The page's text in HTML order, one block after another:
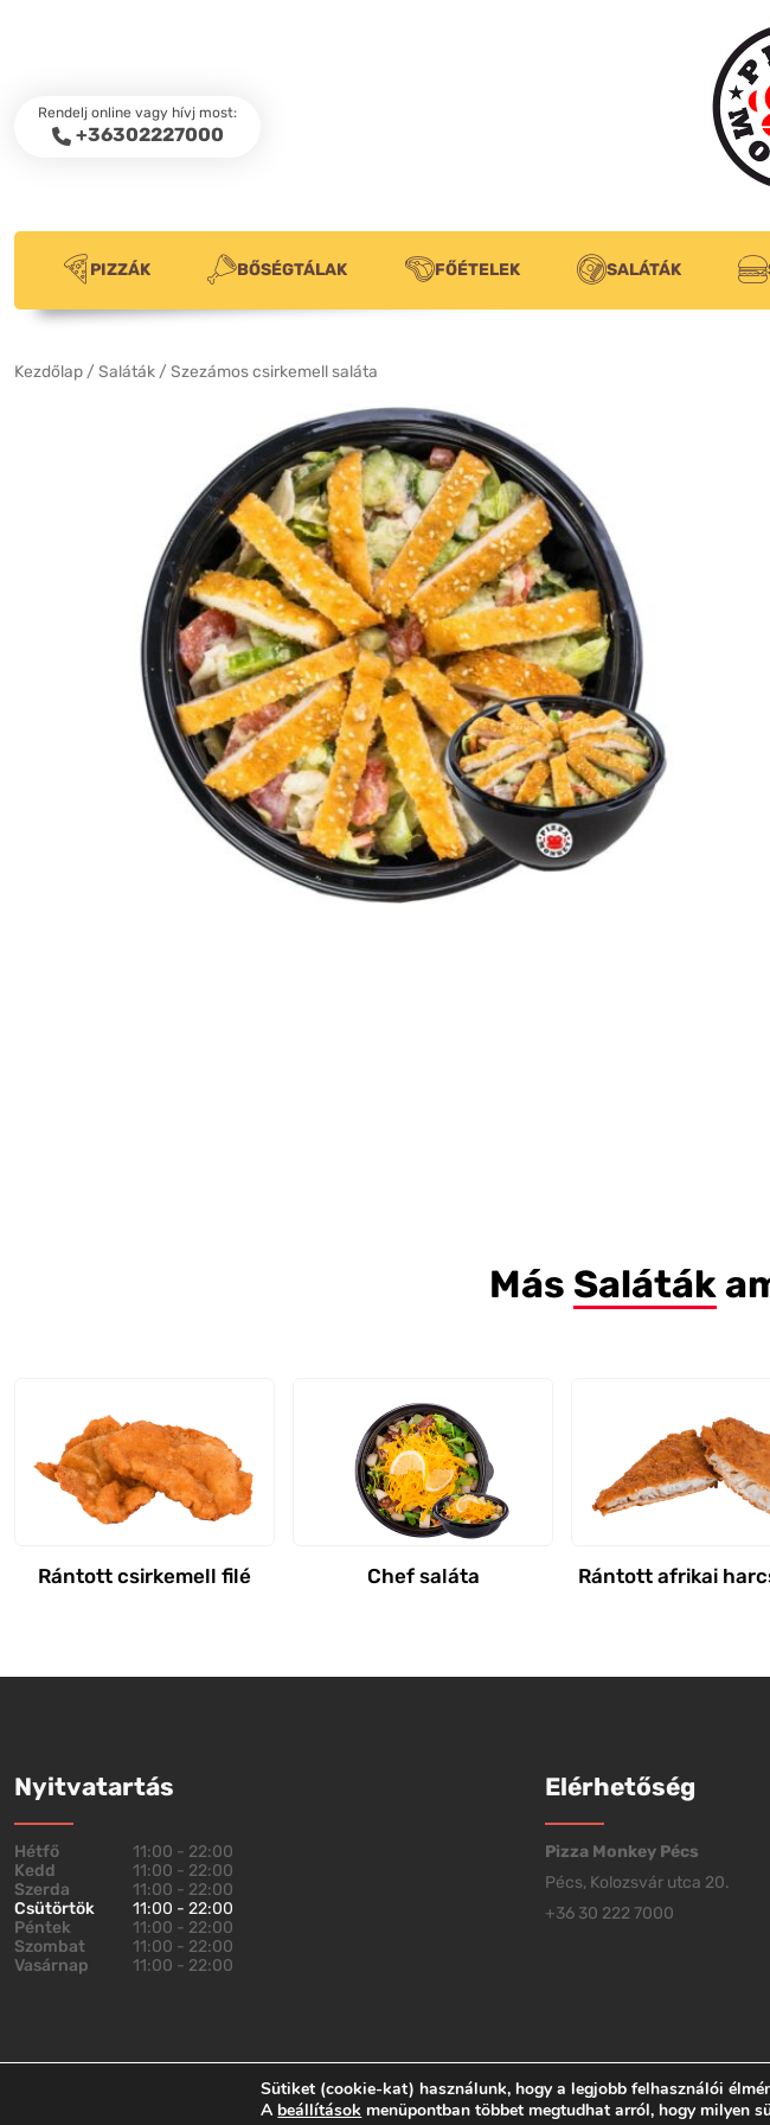
Rendelj online vagy hívj most:
+36302227000
PIZZÁK BŐSÉGTÁLAK FŐÉTELEK SALÁTÁK
Kezdőlap /Saláták / Szezámos csirkemell saláta
Más Saláták
Rántott csirkemell filé Chef saláta Rántott afrikai
Nyitvatartás
Hétfő
11:00 - 22:00
Kedd
11:00 - 22:00
Szerda
11:00 - 22:00
Csütörtök
11:00 - 22:00
Péntek
11:00 - 22:00
Szombat
11:00 - 22:00
Vasárnap
11:00 - 22:00
Elérhetőség
Pizza Monkey Pécs
Pécs, Kolozsvár utca 20.
+36 30 222 7000
Sütiket (cookie-kat) használunk, hogy a legjobb felhasználói
A beállítások menüpontban többet megtudhat arról, hogy milyen